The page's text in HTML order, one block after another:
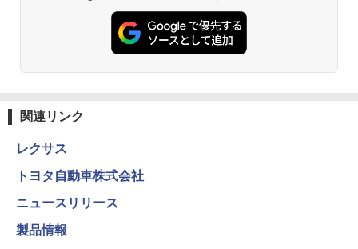
関連リンク
レクサス
トヨタ自動車株式会社
ニュースリリース
製品情報